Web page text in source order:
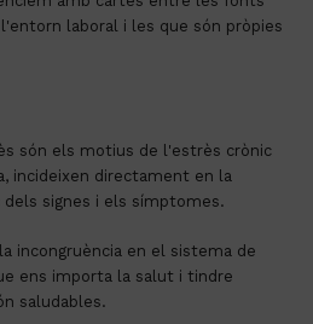
laboral i les que són pròpies
incideixen directament en la
signes i els símptomes.
ens importa la salut i tindre
saludables.